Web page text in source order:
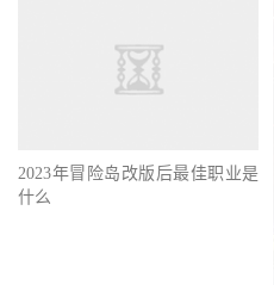
2023年冒险岛改版后最佳职业是
什么